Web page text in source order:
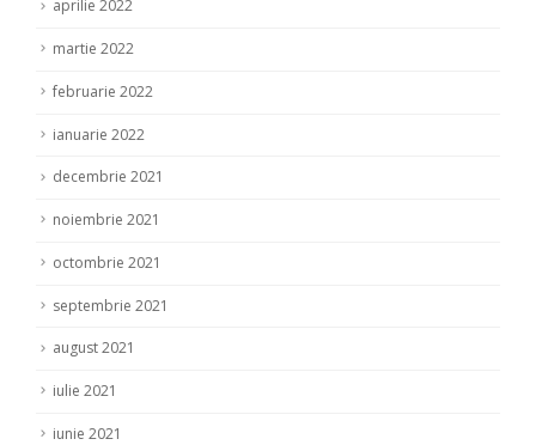
aprilie 2022
martie 2022
februarie 2022
ianuarie 2022
decembrie 2021
noiembrie 2021
octombrie 2021
septembrie 2021
august 2021
iulie 2021
iunie 2021